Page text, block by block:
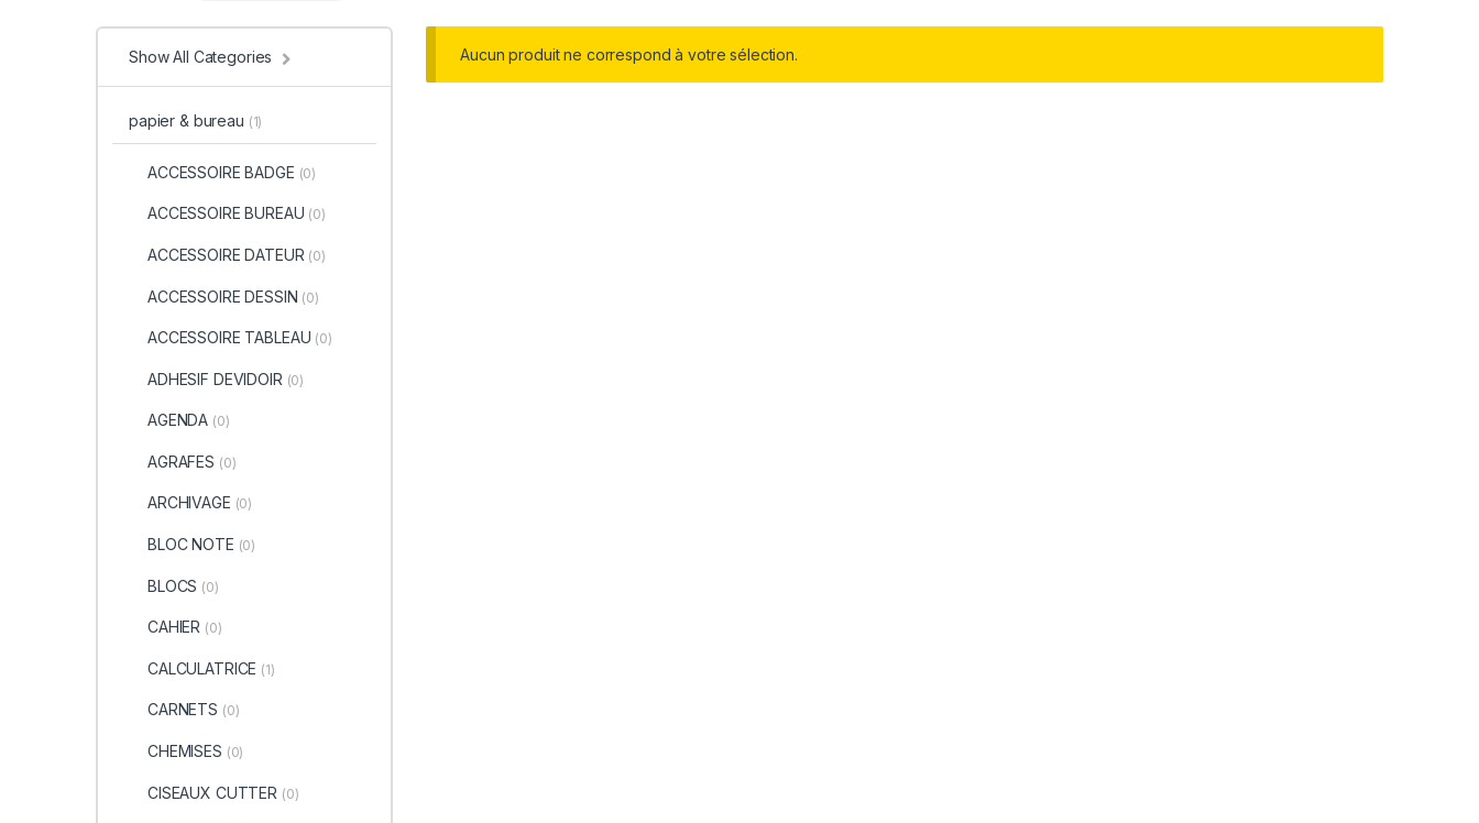
Aucun produit ne correspond à votre sélection.
Show All Categories
papier & bureau (1)
ACCESSOIRE BADGE (0)
ACCESSOIRE BUREAU (0)
ACCESSOIRE DATEUR (0)
ACCESSOIRE DESSIN (0)
ACCESSOIRE TABLEAU (0)
ADHESIF DEVIDOIR (0)
AGENDA (0)
AGRAFES (0)
ARCHIVAGE (0)
BLOC NOTE (0)
BLOCS (0)
CAHIER (0)
CALCULATRICE (1)
CARNETS (0)
CHEMISES (0)
CISEAUX CUTTER (0)